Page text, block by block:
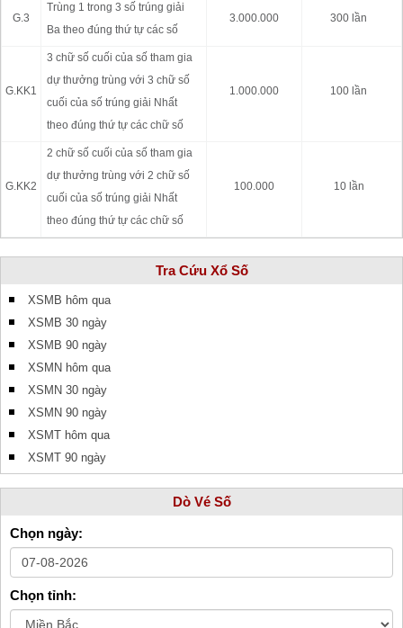
G.3
Trùng 1 trong 3 số trúng giải
Ba theo đúng thứ tự các số
3.000.000 300 lần
G.KK1
3 chữ số cuối của số tham gia
dự thưởng trùng với 3 chữ số
cuối của số trúng giải Nhất
theo đúng thứ tự các chữ số
1.000.000 100 lần
G.KK2
2 chữ số cuối của số tham gia
dự thưởng trùng với 2 chữ số
cuối của số trúng giải Nhất
theo đúng thứ tự các chữ số
100.000 10 lần
Tra Cứu Xổ Số
XSMB hôm qua
XSMB 30 ngày
XSMB 90 ngày
XSMN hôm qua
XSMN 30 ngày
XSMN 90 ngày
XSMT hôm qua
XSMT 90 ngày
Dò Vé Số
Chọn ngày:
Chọn tỉnh: